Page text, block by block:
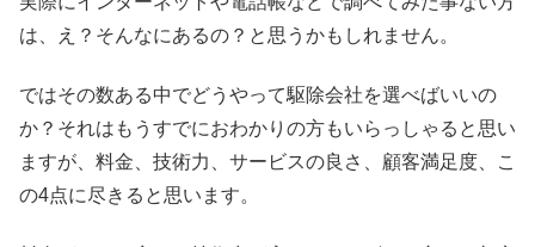
は、え？そんなにあるの？と思うかもしれません。
ではその数ある中でどうやって駆除会社を選べばいいの
か？それはもうすでにおわかりの方もいらっしゃると思い
ますが、料金、技術力、サービスの良さ、顧客満足度、こ
の4点に尽きると思います。